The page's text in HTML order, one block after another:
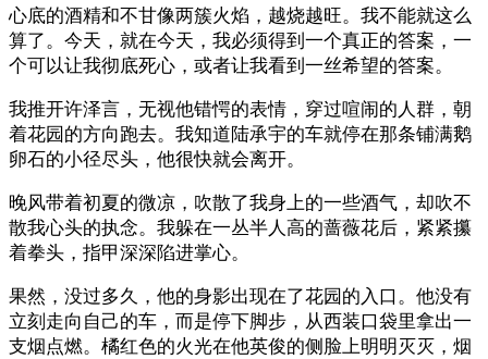
心底的酒精和不甘像两簇火焰，越烧越旺。我不能就这么
算了。今天，就在今天，我必须得到一个真正的答案，一
个可以让我彻底死心，或者让我看到一丝希望的答案。
我推开许泽言，无视他错愕的表情，穿过喧闹的人群，朝
着花园的方向跑去。我知道陆承宇的车就停在那条铺满鹅
卵石的小径尽头，他很快就会离开。
晚风带着初夏的微凉，吹散了我身上的一些酒气，却吹不
散我心头的执念。我躲在一丛半人高的蔷薇花后，紧紧攥
着拳头，指甲深深陷进掌心。
果然，没过多久，他的身影出现在了花园的入口。他没有
立刻走向自己的车，而是停下脚步，从西装口袋里拿出一
支烟点燃。橘红色的火光在他英俊的侧脸上明明灭灭，烟